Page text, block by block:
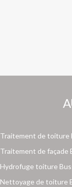
Traitement de toiture
Traitement de façade
Hydrofuge toiture
Nettoyage de toiture